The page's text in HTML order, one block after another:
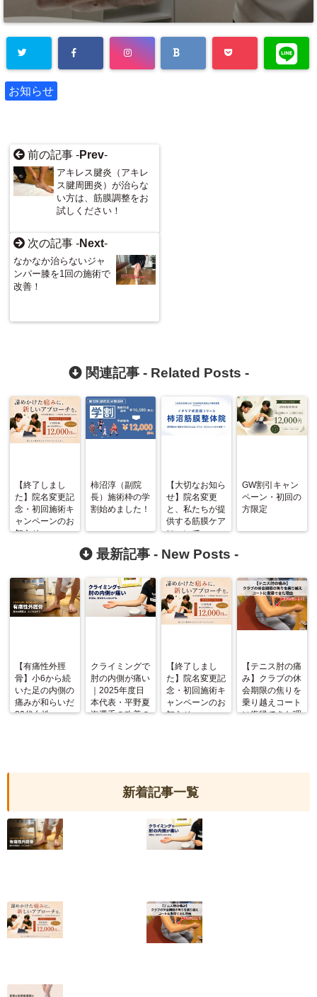
お知らせ
前の記事 -Prev-
アキレス腱炎（アキレ
ス腱周囲炎）が治らな
い方は、筋膜調整をお
試しください！
次の記事 -Next-
なかなか治らないジャ
ンパー膝を1回の施術で
改善！
関連記事 - Related Posts -
【終了しまし
た】院名変更記
念・初回施術キ
ャンペーンのお
知らせ
柿沼淳（副院
長）施術枠の学
割始めました！
【大切なお知ら
せ】院名変更
と、私たちが提
供する筋膜ケア
について
GW割引キャン
ペーン・初回の
方限定
最新記事 - New Posts -
【有痛性外脛
骨】小6から続
いた足の内側の
痛みが和らいだ
20代女性
クライミングで
肘の内側が痛い
｜2025年度日
本代表・平野夏
海選手の改善の
【終了しまし
た】院名変更記
念・初回施術キ
ャンペーンのお
知らせ
【テニス肘の痛
み】クラブの休
会期限の焦りを
乗り越えコート
に復帰できた理
新着記事一覧
【有痛性外脛骨】
小6から続いた足
の内側の痛みが和
らいだ20代女性
クライミングで肘
の内側が痛い｜
2025年度日本代
表・平野夏海選手
【終了しました】
院名変更記念・初